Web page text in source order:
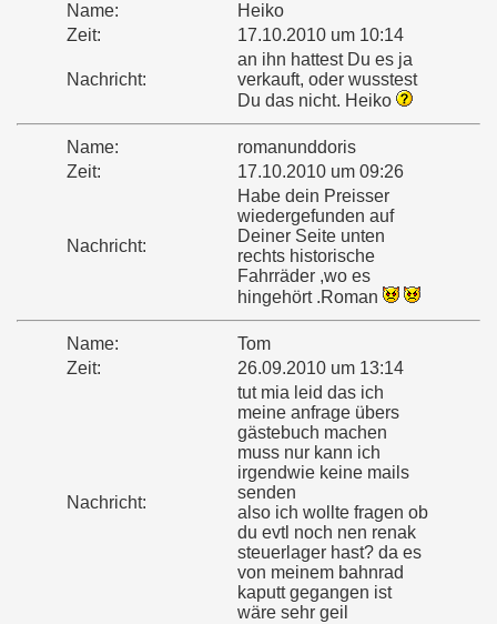
Name:
Heiko
Zeit:
17.10.2010 um 10:14
Nachricht:
an ihn hattest Du es ja
verkauft, oder wusstest
Du das nicht. Heiko
Name:
romanunddoris
Zeit:
17.10.2010 um 09:26
Nachricht:
Habe dein Preisser
wiedergefunden auf
Deiner Seite unten
rechts historische
Fahrräder ,wo es
hingehört .Roman
Name:
Tom
Zeit:
26.09.2010 um 13:14
Nachricht:
tut mia leid das ich
meine anfrage übers
gästebuch machen
muss nur kann ich
irgendwie keine mails
senden
also ich wollte fragen ob
du evtl noch nen renak
steuerlager hast? da es
von meinem bahnrad
kaputt gegangen ist
wäre sehr geil